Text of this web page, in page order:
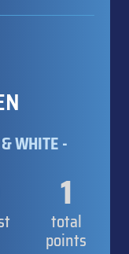
WHITE -
1
total
points